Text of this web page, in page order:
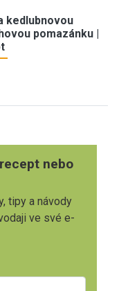
kedlubnovou
pomazánku |
nebo
tipy a návody
ve své e-